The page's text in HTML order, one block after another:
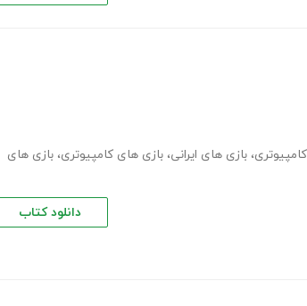
، بازی های ایرانی، بازی های کامپیوتری، بازی های
دانلود کتاب